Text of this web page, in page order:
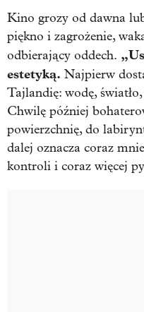
Kino grozy od dawna
piękno i zagrożenie,
odbierający oddech.
estetyką. Najpierw
Tajlandię: wodę,
Chwilę później
powierzchnię, do
dalej oznacza coraz
kontroli i coraz więcej